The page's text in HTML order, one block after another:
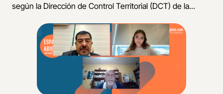
según la Dirección de Control Territorial (DCT) de la...